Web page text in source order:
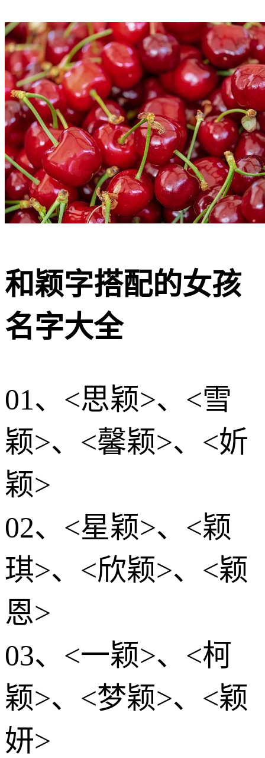
和颖字搭配的女孩
名字大全
01、<思颖>、<雪
颖>、<馨颖>、<妡
颖>
02、<星颖>、<颖
琪>、<欣颖>、<颖
恩>
03、<一颖>、<柯
颖>、<梦颖>、<颖
妍>